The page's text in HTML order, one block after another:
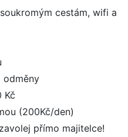
cestám, wifi a
odměny
Kč
(200Kč/den)
přímo majitelce!